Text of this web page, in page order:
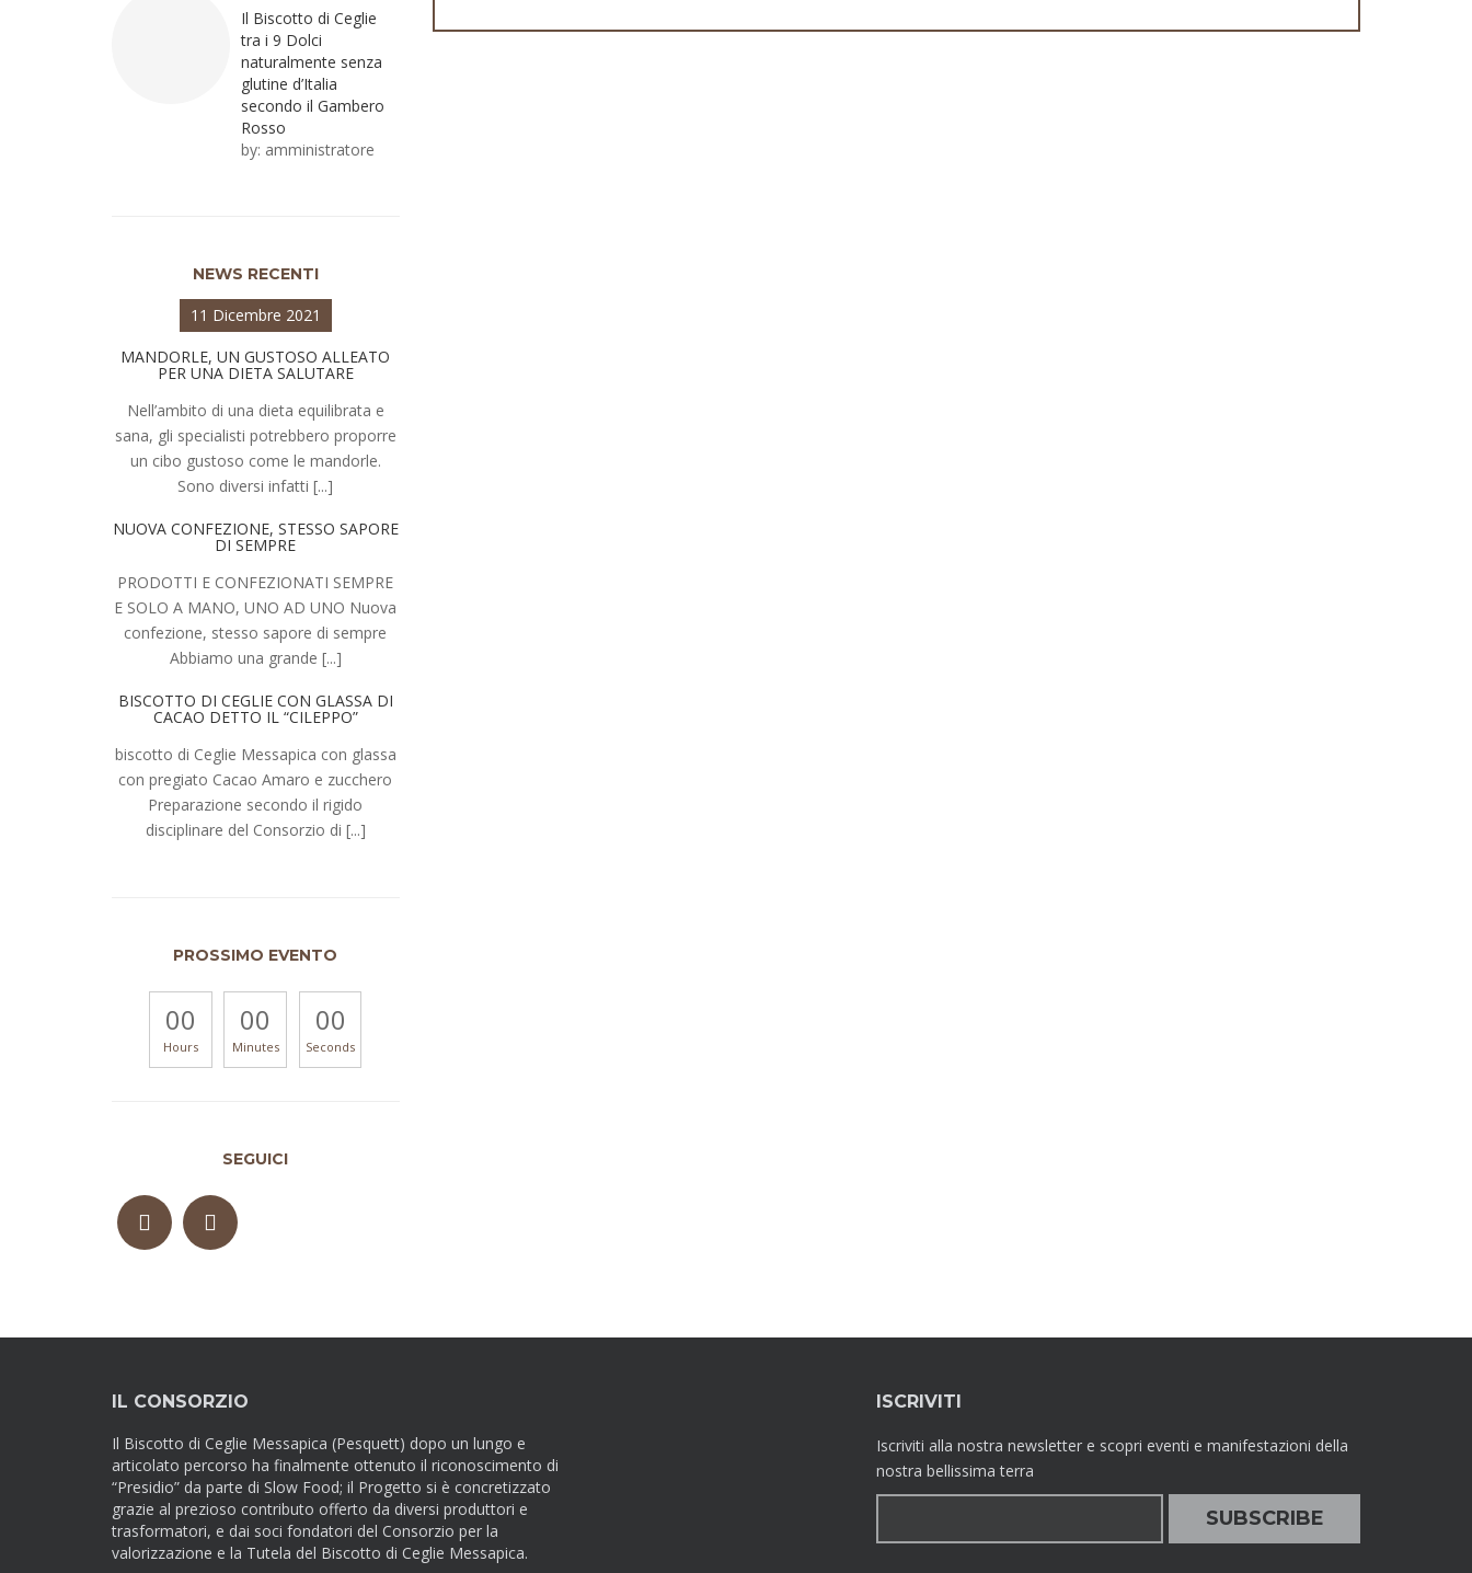
Il Biscotto di Ceglie
tra i 9 Dolci
naturalmente senza
glutine d’Italia
secondo il Gambero
Rosso
by: amministratore
NEWS RECENTI
11 Dicembre 2021
MANDORLE, UN GUSTOSO ALLEATO
PER UNA DIETA SALUTARE
Nell’ambito di una dieta equilibrata e
sana, gli specialisti potrebbero proporre
un cibo gustoso come le mandorle.
Sono diversi infatti [...]
NUOVA CONFEZIONE, STESSO SAPORE
DI SEMPRE
PRODOTTI E CONFEZIONATI SEMPRE
E SOLO A MANO, UNO AD UNO Nuova
confezione, stesso sapore di sempre
Abbiamo una grande [...]
BISCOTTO DI CEGLIE CON GLASSA DI
CACAO DETTO IL “CILEPPO”
biscotto di Ceglie Messapica con glassa
con pregiato Cacao Amaro e zucchero
Preparazione secondo il rigido
disciplinare del Consorzio di [...]
PROSSIMO EVENTO
00
Hours
00
Minutes
00
Seconds
SEGUICI
IL CONSORZIO
Il Biscotto di Ceglie Messapica (Pesquett) dopo un lungo e
articolato percorso ha finalmente ottenuto il riconoscimento di
“Presidio” da parte di Slow Food; il Progetto si è concretizzato
grazie al prezioso contributo offerto da diversi produttori e
trasformatori, e dai soci fondatori del Consorzio per la
valorizzazione e la Tutela del Biscotto di Ceglie Messapica.
ISCRIVITI
Iscriviti alla nostra newsletter e scopri eventi e manifestazioni della
nostra bellissima terra